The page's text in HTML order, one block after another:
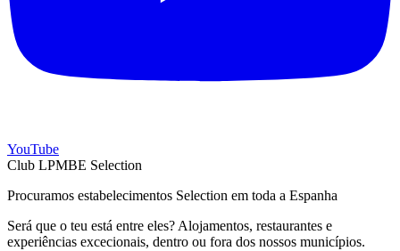
YouTube
Club LPMBE Selection
Procuramos estabelecimentos Selection em toda a Espanha
Será que o teu está entre eles? Alojamentos, restaurantes e
experiências excecionais, dentro ou fora dos nossos municípios.